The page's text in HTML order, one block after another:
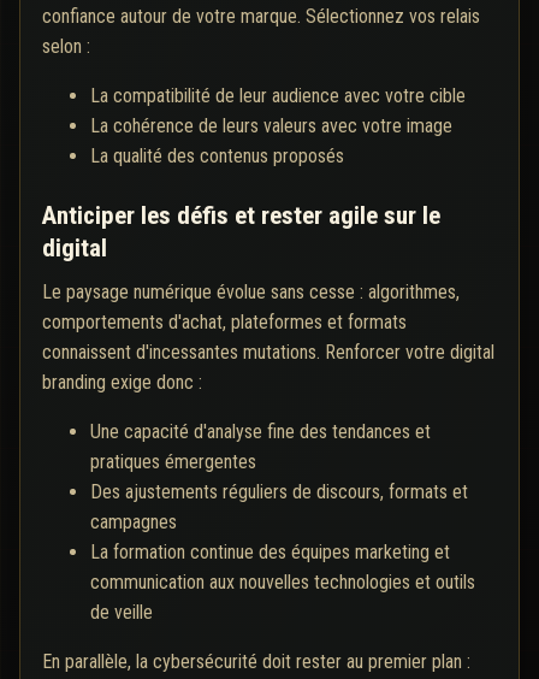
confiance autour de votre marque. Sélectionnez vos relais
selon :
La compatibilité de leur audience avec votre cible
La cohérence de leurs valeurs avec votre image
La qualité des contenus proposés
Anticiper les défis et rester agile sur le
digital
Le paysage numérique évolue sans cesse : algorithmes,
comportements d'achat, plateformes et formats
connaissent d'incessantes mutations. Renforcer votre digital
branding exige donc :
Une capacité d'analyse fine des tendances et
pratiques émergentes
Des ajustements réguliers de discours, formats et
campagnes
La formation continue des équipes marketing et
communication aux nouvelles technologies et outils
de veille
En parallèle, la cybersécurité doit rester au premier plan :